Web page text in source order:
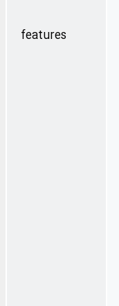
features